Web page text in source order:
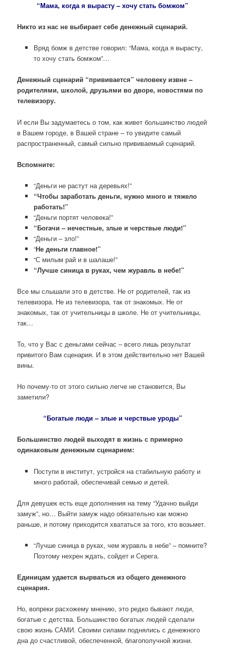
“Мама, когда я вырасту – хочу стать бомжом”
Никто из нас не выбирает себе денежный сценарий.
Вряд бомж в детстве говорил: “Мама, когда я вырасту,
то хочу стать бомжом”…
Денежный сценарий “прививается” человеку извне –
родителями, школой, друзьями во дворе, новостями по
телевизору.
И если Вы задумаетесь о том, как живет большинство людей
в Вашем городе, в Вашей стране – то увидите самый
распространенный, самый сильно прививаемый сценарий.
Вспомните:
“Деньги не растут на деревьях!”
“Чтобы заработать деньги, нужно много и тяжело
работать!”
“Деньги портят человека!”
“Богачи – нечестные, злые и черствые люди!”
“Деньги – зло!”
“Не деньги главное!”
“С милым рай и в шалаше!”
“Лучше синица в руках, чем журавль в небе!”
Все мы слышали это в детстве. Не от родителей, так из
телевизора. Не из телевизора, так от знакомых. Не от
знакомых, так от учительницы в школе. Не от учительницы,
так…
То, что у Вас с деньгами сейчас – всего лишь результат
привитого Вам сценария. И в этом действительно нет Вашей
вины.
Но почему-то от этого сильно легче не становится, Вы
заметили?
“Богатые люди – злые и черствые уроды”
Большинство людей выходят в жизнь с примерно
одинаковым денежным сценарием:
Поступи в институт, устройся на стабильную работу и
много работай, обеспечивай семью и детей.
Для девушек есть еще дополнения на тему “Удачно выйди
замуж”, но… Выйти замуж надо обязательно как можно
раньше, и потому приходится хвататься за того, кто возьмет.
“Лучше синица в руках, чем журавль в небе” – помните?
Поэтому нехрен ждать, сойдет и Серега.
Единицам удается вырваться из общего денежного
сценария.
Но, вопреки расхожему мнению, это редко бывают люди,
богатые с детства. Большинство богатых людей сделали
свою жизнь САМИ. Своими силами поднялись с денежного
дна до счастливой, обеспеченной, благополучной жизни.